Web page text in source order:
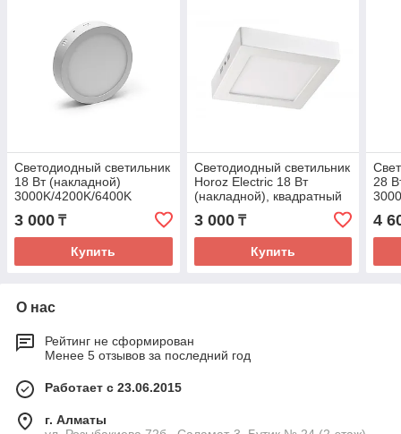
Светодиодный светильник
18 Вт (накладной)
3000K/4200K/6400K
3 000 ₸
Купить
Светодиодный светильник
Horoz Electric 18 Вт
(накладной), квадратный
3 000₸
Купить
28
4
О нас
Рейтинг не сформирован
Менее 5 отзывов за последний год
Работает с 23.06.2015
г. Алматы